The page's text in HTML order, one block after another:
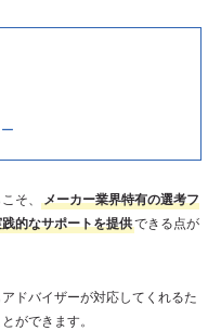
そ、
メーカー業界特有の選考フ
的なサポートを提供できる点が
ドバイザーが対応してくれるた
ができます。